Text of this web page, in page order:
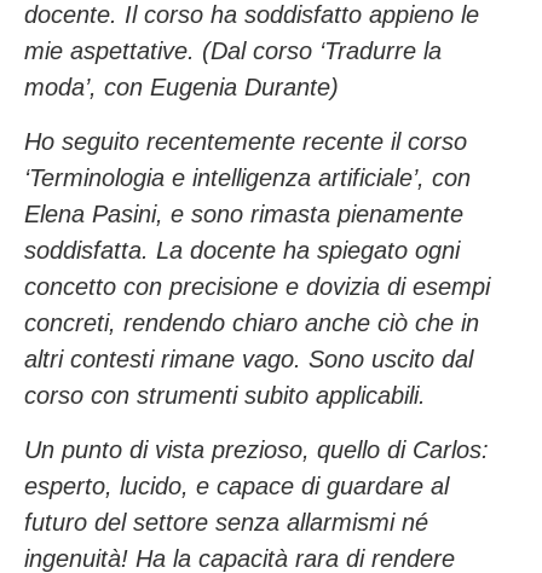
docente. Il corso ha soddisfatto appieno le
mie aspettative. (Dal corso ‘Tradurre la
moda’, con Eugenia Durante)
Ho seguito recentemente recente il corso
‘Terminologia e intelligenza artificiale’, con
Elena Pasini, e sono rimasta pienamente
soddisfatta. La docente ha spiegato ogni
concetto con precisione e dovizia di esempi
concreti, rendendo chiaro anche ciò che in
altri contesti rimane vago. Sono uscito dal
corso con strumenti subito applicabili.
Un punto di vista prezioso, quello di Carlos:
esperto, lucido, e capace di guardare al
futuro del settore senza allarmismi né
ingenuità! Ha la capacità rara di rendere